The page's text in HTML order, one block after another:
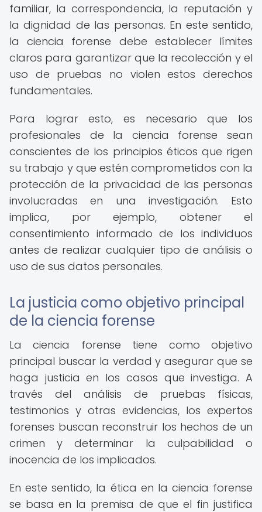
familiar, la correspondencia, la reputación y
la dignidad de las personas. En este sentido,
la ciencia forense debe establecer límites
claros para garantizar que la recolección y el
uso de pruebas no violen estos derechos
fundamentales.
Para lograr esto, es necesario que los
profesionales de la ciencia forense sean
conscientes de los principios éticos que rigen
su trabajo y que estén comprometidos con la
protección de la privacidad de las personas
involucradas en una investigación. Esto
implica, por ejemplo, obtener el
consentimiento informado de los individuos
antes de realizar cualquier tipo de análisis o
uso de sus datos personales.
La justicia como objetivo principal
de la ciencia forense
La ciencia forense tiene como objetivo
principal buscar la verdad y asegurar que se
haga justicia en los casos que investiga. A
través del análisis de pruebas físicas,
testimonios y otras evidencias, los expertos
forenses buscan reconstruir los hechos de un
crimen y determinar la culpabilidad o
inocencia de los implicados.
En este sentido, la ética en la ciencia forense
se basa en la premisa de que el fin justifica